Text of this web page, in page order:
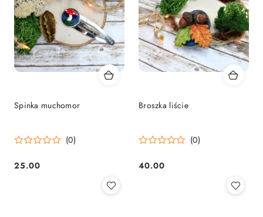
Spinka muchomor
(0)
Cena:
25.00
Broszka liście
(0)
Cena:
40.00